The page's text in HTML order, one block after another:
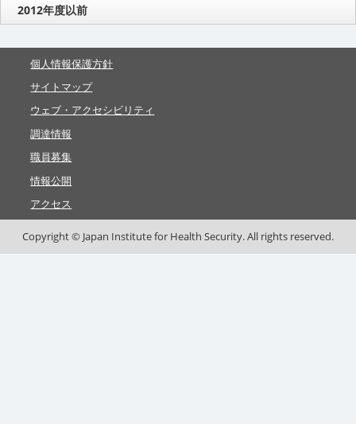
2012年度以前
個人情報保護方針
サイトマップ
ウェブ・アクセシビリティ
調達情報
職員募集
情報公開
アクセス
Copyright © Japan Institute for Health Security. All rights reserved.